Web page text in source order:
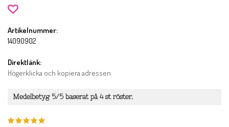
Artikelnummer:
14090902
Direktlänk:
Högerklicka och kopiera adressen
Medelbetyg 5/5 baserat på 4st röster.